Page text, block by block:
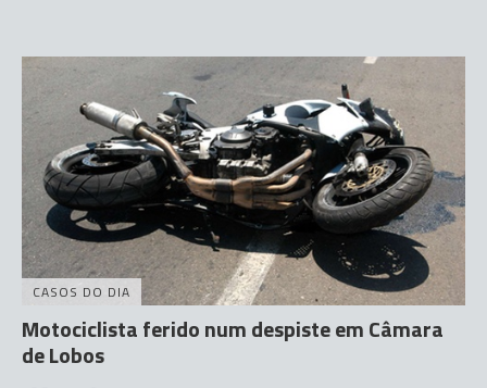
CASOS DO DIA
Motociclista ferido num despiste em Câmara
de Lobos